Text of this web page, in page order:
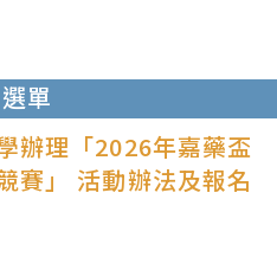
選單
辦理「2026年嘉藥盃
賽」 活動辦法及報名